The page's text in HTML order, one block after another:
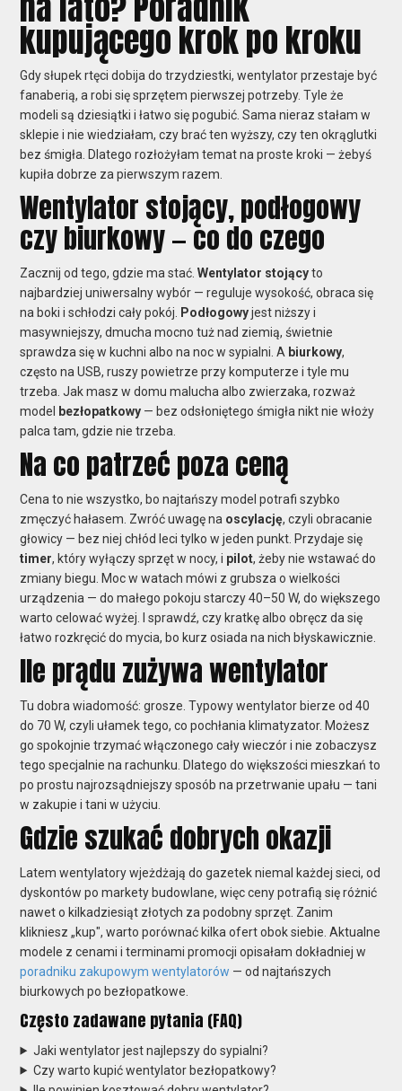
kupującego krok po kroku
Gdy słupek rtęci dobija do trzydziestki, wentylator przestaje być
fanaberią, a robi się sprzętem pierwszej potrzeby. Tyle że
modeli są dziesiątki i łatwo się pogubić. Sama nieraz stałam w
sklepie i nie wiedziałam, czy brać ten wyższy, czy ten okrąglutki
bez śmigła. Dlatego rozłożyłam temat na proste kroki — żebyś
kupiła dobrze za pierwszym razem.
Wentylator stojący, podłogowy
czy biurkowy — co do czego
Zacznij od tego, gdzie ma stać.Wentylator stojącyto
najbardziej uniwersalny wybór — reguluje wysokość, obraca się
na boki i schłodzi cały pokój.
Podłogowyjest niższy i
masywniejszy, dmucha mocno tuż nad ziemią, świetnie
sprawdza się w kuchni albo na noc w sypialni. A biurkowy,
często na USB, ruszy powietrze przy komputerze i tyle mu
trzeba. Jak masz w domu malucha albo zwierzaka, rozważ
model
bezłopatkowy — bez odsłoniętego śmigła nikt nie włoży
palca tam, gdzie nie trzeba.
Na co patrzeć poza ceną
Cena to nie wszystko, bo najtańszy model potrafi szybko
zmęczyć hałasem. Zwróć uwagę na oscylację, czyli obracanie
głowicy — bez niej chłód leci tylko w jeden punkt. Przydaje się
timer, który wyłączy sprzęt w nocy, i pilot, żeby nie wstawać do
zmiany biegu. Moc w watach mówi z grubsza o wielkości
urządzenia — do małego pokoju starczy 40–50 W, do większego
warto celować wyżej. I sprawdź, czy kratkę albo obręcz da się
łatwo rozkręcić do mycia, bo kurz osiada na nich błyskawicznie.
Ile prądu zużywa wentylator
Tu dobra wiadomość: grosze. Typowy wentylator bierze od 40
do 70 W, czyli ułamek tego, co pochłania klimatyzator. Możesz
go spokojnie trzymać włączonego cały wieczór i nie zobaczysz
tego specjalnie na rachunku. Dlatego do większości mieszkań to
po prostu najrozsądniejszy sposób na przetrwanie upału — tani
w zakupie i tani w użyciu.
Gdzie szukać dobrych okazji
Latem wentylatory wjeżdżają do gazetek niemal każdej sieci, od
dyskontów po markety budowlane, więc ceny potrafią się różnić
nawet o kilkadziesiąt złotych za podobny sprzęt. Zanim
klikniesz „kup", warto porównać kilka ofert obok siebie. Aktualne
modele z cenami i terminami promocji opisałam dokładniej w
poradniku zakupowym wentylatorów — od najtańszych
biurkowych po bezłopatkowe.
Często zadawane pytania (FAQ)
Jaki wentylator jest najlepszy do sypialni?
Czy warto kupić wentylator bezłopatkowy?